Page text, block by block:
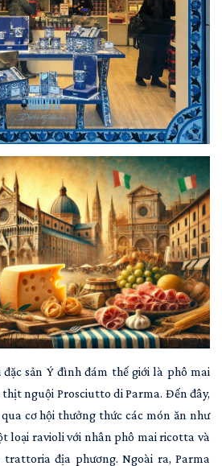
sản Ý đình đám thế giới là phô mai
nguội Prosciutto di Parma. Đến đây,
cơ hội thưởng thức các món ăn như
loại ravioli với nhân phô mai ricotta và
địa phương. Ngoài ra, Parma